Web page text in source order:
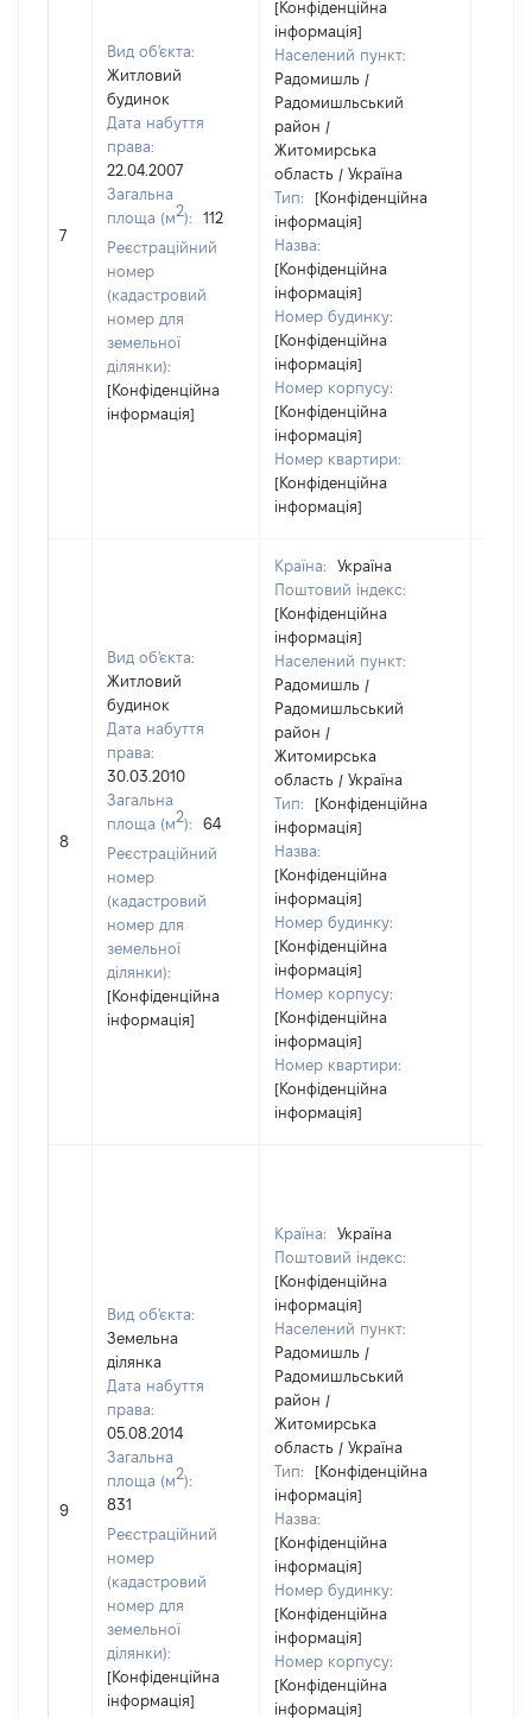
7
Вид об'єкта:
Житловий
будинок
Дата набуття
права:
22.04.2007
Загальна
площа (м2):
112
Реєстраційний
номер
(кадастровий
номер для
земельної
ділянки):
[Конфіденційна
інформація]
[Конфіденційна
інформація]
Населений пункт:
Радомишль /
Радомишльський
район /
Житомирська
область / Україна
Тип:
[Конфіденційна
інформація]
Назва:
[Конфіденційна
інформація]
Номер будинку:
[Конфіденційна
інформація]
Номер корпусу:
[Конфіденційна
інформація]
Номер квартири:
[Конфіденційна
інформація]
8
Вид об'єкта:
Житловий
будинок
Дата набуття
права:
30.03.2010
Загальна
площа (м2):
64
Реєстраційний
номер
(кадастровий
номер для
земельної
ділянки):
[Конфіденційна
інформація]
Країна:
Україна
Поштовий індекс:
[Конфіденційна
інформація]
Населений пункт:
Радомишль /
Радомишльський
район /
Житомирська
область / Україна
Тип:
[Конфіденційна
інформація]
Назва:
[Конфіденційна
інформація]
Номер будинку:
[Конфіденційна
інформація]
Номер корпусу:
[Конфіденційна
інформація]
Номер квартири:
[Конфіденційна
інформація]
9
Вид об'єкта:
Земельна
ділянка
Дата набуття
права:
05.08.2014
Загальна
площа (м2):
831
Реєстраційний
номер
(кадастровий
номер для
земельної
ділянки):
[Конфіденційна
інформація]
Країна:
Україна
Поштовий індекс:
[Конфіденційна
інформація]
Населений пункт:
Радомишль /
Радомишльський
район /
Житомирська
область / Україна
Тип:
[Конфіденційна
інформація]
Назва:
[Конфіденційна
інформація]
Номер будинку:
[Конфіденційна
інформація]
Номер корпусу:
[Конфіденційна
інформація]